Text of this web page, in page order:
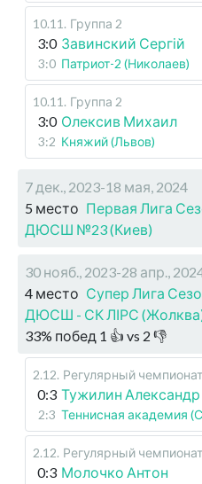
10.11 . Группа 2
3:0 Завинский Сергій
3:0 Патриот-2 (Николаев)
10.11 . Группа 2
3:0 Олексив Михаил
3:2 Княжий (Львов)
7 дек., 2023-18 мая, 2024
5 место Первая Лига
ДЮСШ №23 (Киев)
30 нояб., 2023-28 апр.,
4 место Супер Лига
ДЮСШ - СК ЛІРС
33% побед 1 👍 vs 2 👎
2.12. Регулярный чемпионат
0:3 Тужилин Александр
2:3 Теннисная академия
2.12. Регулярный чемпионат
0:3 Молочко Антон